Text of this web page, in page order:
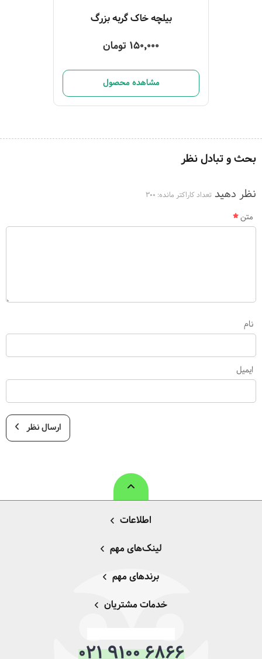
بیلچه خاک گربه بزرگ
150,000 تومان
مشاهده محصول
بحث و تبادل نظر
نظر دهید تعداد کاراکتر مانده: 300
متن
نام
ایمیل
ارسال نظر
اطلاعات
لینک‌های مهم
برندهای مهم
خدمات مشتریان